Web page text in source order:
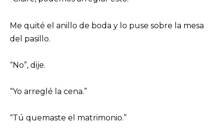
Me quité el anillo de boda y lo puse sobre la mesa
del pasillo.
“No”, dije.
“Yo arreglé la cena.”
“Tú quemaste el matrimonio.”